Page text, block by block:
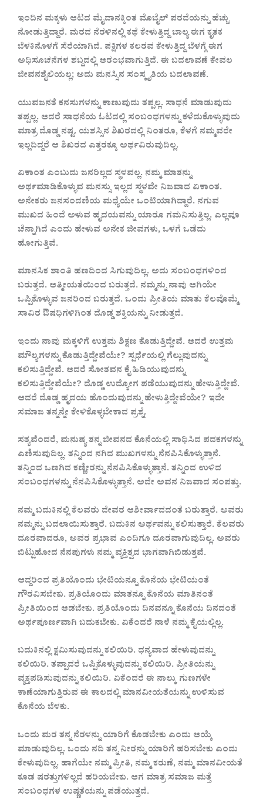
ಇಂದಿನ ಮಕ್ಕಳು ಆಟದ ಮೈದಾನಕ್ಕಿಂತ ಮೊಬೈಲ್ ಪರದೆಯನ್ನು ಹೆಚ್ಚು
ನೋಡುತ್ತಿದ್ದಾರೆ. ಮರದ ನೆರಳಿನಲ್ಲಿ ಕಥೆ ಕೇಳುತ್ತಿದ್ದ ಬಾಲ್ಯ ಈಗ ಕೃತಕ
ಬೆಳಕಿನೊಳಗೆ ಸೆರೆಯಾಗಿದೆ. ಪಕ್ಷಿಗಳ ಕಲರವ ಕೇಳುತ್ತಿದ್ದ ಬೆಳಗ್ಗೆ ಈಗ
ಅಧಿಸೂಚನೆಗಳ ಶಬ್ದದಲ್ಲಿ ಆರಂಭವಾಗುತ್ತಿದೆ. ಈ ಬದಲಾವಣೆ ಕೇವಲ
ಜೀವನಶೈಲಿಯಲ್ಲ; ಅದು ಮನಸ್ಸಿನ ಸಂಸ್ಕೃತಿಯ ಬದಲಾವಣೆ.
ಯುವಜನತೆ ಕನಸುಗಳನ್ನು ಕಾಣುವುದು ತಪ್ಪಲ್ಲ. ಸಾಧನೆ ಮಾಡುವುದು
ತಪ್ಪಲ್ಲ. ಆದರೆ ಸಾಧನೆಯ ಓಟದಲ್ಲಿ ಸಂಬಂಧಗಳನ್ನು ಕಳೆದುಕೊಳ್ಳುವುದು
ಮಾತ್ರ ದೊಡ್ಡ ನಷ್ಟ. ಯಶಸ್ಸಿನ ಶಿಖರದಲ್ಲಿ ನಿಂತರೂ, ಕೆಳಗೆ ನಮ್ಮವರೇ
ಇಲ್ಲದಿದ್ದರೆ ಆ ಶಿಖರದ ಎತ್ತರಕ್ಕೂ ಅರ್ಥವಿರುವುದಿಲ್ಲ.
ಏಕಾಂತ ಎಂಬುದು ಜನರಿಲ್ಲದ ಸ್ಥಳವಲ್ಲ. ನಮ್ಮ ಮಾತನ್ನು
ಅರ್ಥಮಾಡಿಕೊಳ್ಳುವ ಮನಸ್ಸು ಇಲ್ಲದ ಸ್ಥಳವೇ ನಿಜವಾದ ಏಕಾಂತ.
ಅನೇಕರು ಜನಸಂದಣಿಯ ಮಧ್ಯೆಯೇ ಒಂಟಿಯಾಗಿದ್ದಾರೆ. ನಗುವ
ಮುಖದ ಹಿಂದೆ ಅಳುವ ಹೃದಯವನ್ನು ಯಾರೂ ಗಮನಿಸುತ್ತಿಲ್ಲ. ಎಲ್ಲವೂ
ಚೆನ್ನಾಗಿದೆ ಎಂದು ಹೇಳುವ ಅನೇಕ ಜೀವಗಳು, ಒಳಗೆ ಒಡೆದು
ಹೋಗುತ್ತಿವೆ.
ಮಾನಸಿಕ ಶಾಂತಿ ಹಣದಿಂದ ಸಿಗುವುದಿಲ್ಲ. ಅದು ಸಂಬಂಧಗಳಿಂದ
ಬರುತ್ತದೆ. ಆತ್ಮೀಯತೆಯಿಂದ ಬರುತ್ತದೆ. ನಮ್ಮನ್ನು ನಾವು ಆಗಿಯೇ
ಒಪ್ಪಿಕೊಳ್ಳುವ ಜನರಿಂದ ಬರುತ್ತದೆ. ಒಂದು ಪ್ರೀತಿಯ ಮಾತು ಕೆಲವೊಮ್ಮೆ
ಸಾವಿರ ಔಷಧಿಗಳಿಗಿಂತ ದೊಡ್ಡ ಶಕ್ತಿಯನ್ನು ನೀಡುತ್ತದೆ.
ಇಂದು ನಾವು ಮಕ್ಕಳಿಗೆ ಉತ್ತಮ ಶಿಕ್ಷಣ ಕೊಡುತ್ತಿದ್ದೇವೆ. ಆದರೆ ಉತ್ತಮ
ಮೌಲ್ಯಗಳನ್ನು ಕೊಡುತ್ತಿದ್ದೇವೆಯೇ? ಸ್ಪರ್ಧೆಯಲ್ಲಿ ಗೆಲ್ಲುವುದನ್ನು
ಕಲಿಸುತ್ತಿದ್ದೇವೆ. ಆದರೆ ಸೋತವನ ಕೈ ಹಿಡಿಯುವುದನ್ನು
ಕಲಿಸುತ್ತಿದ್ದೇವೆಯೇ? ದೊಡ್ಡ ಉದ್ಯೋಗ ಪಡೆಯುವುದನ್ನು ಹೇಳುತ್ತಿದ್ದೇವೆ.
ಆದರೆ ದೊಡ್ಡ ಹೃದಯ ಹೊಂದುವುದನ್ನು ಹೇಳುತ್ತಿದ್ದೇವೆಯೇ? ಇದೇ
ಸಮಾಜ ತನ್ನನ್ನೇ ಕೇಳಿಕೊಳ್ಳಬೇಕಾದ ಪ್ರಶ್ನೆ.
ಸತ್ಯವೆಂದರೆ, ಮನುಷ್ಯ ತನ್ನ ಜೀವನದ ಕೊನೆಯಲ್ಲಿ ಸಾಧಿಸಿದ ಪದಕಗಳನ್ನು
ಎಣಿಸುವುದಿಲ್ಲ. ತನ್ನಿಂದ ನಗಿದ ಮುಖಗಳನ್ನು ನೆನಪಿಸಿಕೊಳ್ಳುತ್ತಾನೆ.
ತನ್ನಿಂದ ಒಣಗಿದ ಕಣ್ಣೀರನ್ನು ನೆನಪಿಸಿಕೊಳ್ಳುತ್ತಾನೆ. ತನ್ನಿಂದ ಉಳಿದ
ಸಂಬಂಧಗಳನ್ನು ನೆನಪಿಸಿಕೊಳ್ಳುತ್ತಾನೆ. ಅದೇ ಅವನ ನಿಜವಾದ ಸಂಪತ್ತು.
ನಮ್ಮ ಬದುಕಿನಲ್ಲಿ ಕೆಲವರು ದೇವರ ಆಶೀರ್ವಾದದಂತೆ ಬರುತ್ತಾರೆ. ಅವರು
ನಮ್ಮನ್ನು ಬದಲಾಯಿಸುತ್ತಾರೆ. ಬದುಕಿನ ಅರ್ಥವನ್ನು ಕಲಿಸುತ್ತಾರೆ. ಕೆಲವರು
ದೂರವಾದರೂ, ಅವರ ಪ್ರಭಾವ ಎಂದಿಗೂ ದೂರವಾಗುವುದಿಲ್ಲ. ಅವರು
ಬಿಟ್ಟುಹೋದ ನೆನಪುಗಳು ನಮ್ಮ ವ್ಯಕ್ತಿತ್ವದ ಭಾಗವಾಗಿಬಿಡುತ್ತವೆ.
ಆದ್ದರಿಂದ ಪ್ರತಿಯೊಂದು ಭೇಟಿಯನ್ನೂ ಕೊನೆಯ ಭೇಟಿಯಂತೆ
ಗೌರವಿಸಬೇಕು. ಪ್ರತಿಯೊಂದು ಮಾತನ್ನೂ ಕೊನೆಯ ಮಾತಿನಂತೆ
ಪ್ರೀತಿಯಿಂದ ಆಡಬೇಕು. ಪ್ರತಿಯೊಂದು ದಿನವನ್ನೂ ಕೊನೆಯ ದಿನದಂತೆ
ಅರ್ಥಪೂರ್ಣವಾಗಿ ಬದುಕಬೇಕು. ಏಕೆಂದರೆ ನಾಳೆ ನಮ್ಮ ಕೈಯಲ್ಲಿಲ್ಲ.
ಬದುಕಿನಲ್ಲಿ ಕ್ಷಮಿಸುವುದನ್ನು ಕಲಿಯಿರಿ. ಧನ್ಯವಾದ ಹೇಳುವುದನ್ನು
ಕಲಿಯಿರಿ. ತಪ್ಪಾದರೆ ಒಪ್ಪಿಕೊಳ್ಳುವುದನ್ನು ಕಲಿಯಿರಿ. ಪ್ರೀತಿಯನ್ನು
ವ್ಯಕ್ತಪಡಿಸುವುದನ್ನು ಕಲಿಯಿರಿ. ಏಕೆಂದರೆ ಈ ನಾಲ್ಕು ಗುಣಗಳೇ
ಕಾಣೆಯಾಗುತ್ತಿರುವ ಈ ಕಾಲದಲ್ಲಿ ಮಾನವೀಯತೆಯನ್ನು ಉಳಿಸುವ
ಕೊನೆಯ ಬೆಳಕು.
ಒಂದು ಮರ ತನ್ನ ನೆರಳನ್ನು ಯಾರಿಗೆ ಕೊಡಬೇಕು ಎಂದು ಆಯ್ಕೆ
ಮಾಡುವುದಿಲ್ಲ. ಒಂದು ನದಿ ತನ್ನ ನೀರನ್ನು ಯಾರಿಗೆ ಹರಿಸಬೇಕು ಎಂದು
ಕೇಳುವುದಿಲ್ಲ. ಹಾಗೆಯೇ ನಮ್ಮ ಪ್ರೀತಿ, ನಮ್ಮ ಕರುಣೆ, ನಮ್ಮ ಮಾನವೀಯತೆ
ಕೂಡ ಷರತ್ತುಗಳಿಲ್ಲದೆ ಹರಿಯಬೇಕು. ಆಗ ಮಾತ್ರ ಸಮಾಜ ಮತ್ತೆ
ಸಂಬಂಧಗಳ ಉಷ್ಣತೆಯನ್ನು ಪಡೆಯುತ್ತದೆ.